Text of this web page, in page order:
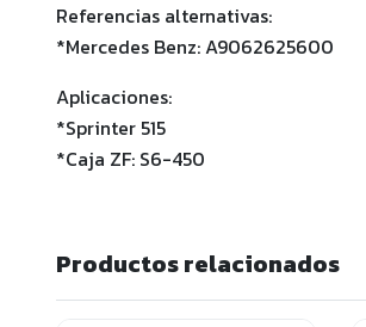
Referencias alternativas:
*Mercedes Benz: A9062625600
Aplicaciones:
*Sprinter 515
*Caja ZF: S6-450
Productos relacionados